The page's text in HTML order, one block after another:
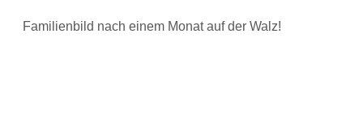
Familienbild nach einem Monat auf der Walz!